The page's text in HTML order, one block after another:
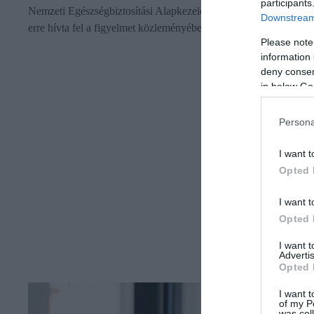
Please
information
deny
in below
I want
Opted
I want
Opted
I want
Opted
I want
of my
Nemzeti Egészségbiztosítási Alapkezelőre (NEAK) hivatkozva -
erre hívta fel a figyelmet közleményében a szervezet.